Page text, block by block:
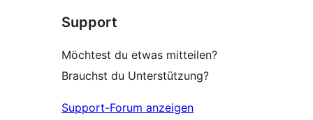
Support
Möchtest du etwas mitteilen?
Brauchst du Unterstützung?
Support-Forum anzeigen